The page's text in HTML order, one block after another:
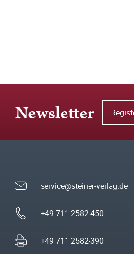
Newsletter
service@steiner-verlag.de
+49 711 2582-450
+49 711 2582-390